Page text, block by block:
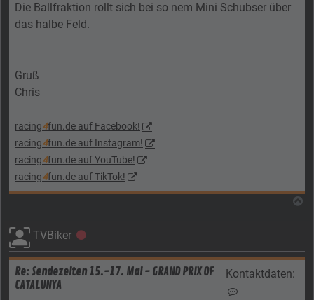
Die Ballfraktion rollt sich bei so nem Mini Schubser über
das halbe Feld.
Gruß
Chris
racing4fun.de auf Facebook!
racing4fun.de auf Instagram!
racing4fun.de auf YouTube!
racing4fun.de auf TikTok!
TVBiker Offline
Re: Sendezeiten 15.-17. Mai - GRAND PRIX OF
CATALUNYA
Kontaktdaten: